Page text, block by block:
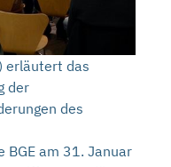
erläutert das
der
des
BGE am 31. Januar